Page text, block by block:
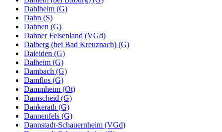
Dahlheim (G)
Dahn (S)
Dahnen (G)
Dahner Felsenland (VGd)
Dalberg (bei Bad Kreuznach) (G)
Daleiden (G)
Dalheim (G)
Dambach (G)
Damflos (G)
Dammheim (Ot)
Damscheid (G)
Dankerath (G)
Dannenfels (G)
Dannstadt-Schauernheim (VGd)